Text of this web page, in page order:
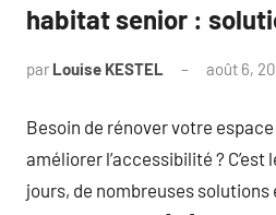
habitat senior :
par Louise KESTEL août 6,
Besoin de rénover votre
améliorer l’accessibilité ? C’est
jours, de nombreuses